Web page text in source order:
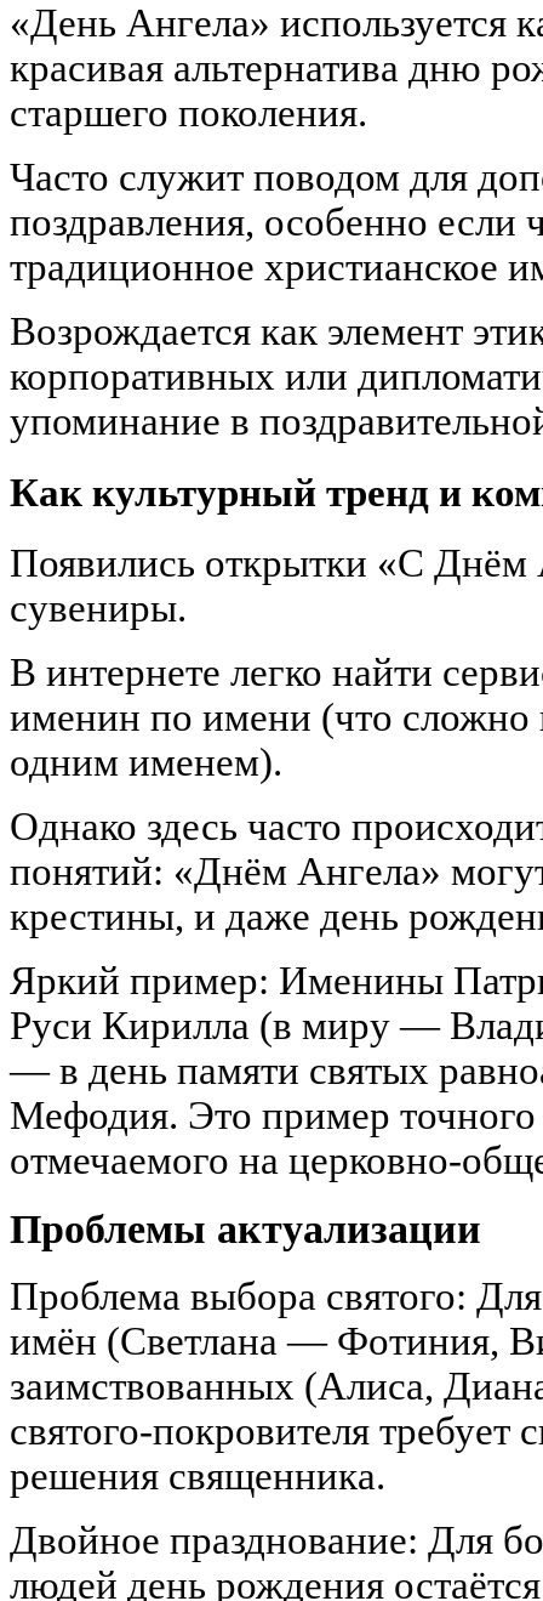
«День Ангела» используется
красивая альтернатива дню
старшего поколения.
Часто служит поводом для
поздравления, особенно если
традиционное христианское
Возрождается как элемент
корпоративных или
упоминание в
Как культурный тренд и
Появились открытки «С Днём
сувениры.
В интернете легко найти
именин по имени (что сложно
одним именем).
Однако здесь часто
понятий: «Днём Ангела»
крестины, и даже день
Яркий пример: Именины
Руси Кирилла (в миру —
— в день памяти святых
Мефодия. Это пример точного
отмечаемого на церковно-
Проблемы актуализации
Проблема выбора святого:
имён (Светлана — Фотиния,
заимствованных (Алиса,
святого-покровителя
решения священника.
Двойное празднование: Для
людей день рождения